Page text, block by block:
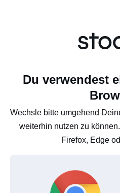
Du verwendest
Wechsle bitte umgehend
weiterhin nutzen zu
Firefox, Edge